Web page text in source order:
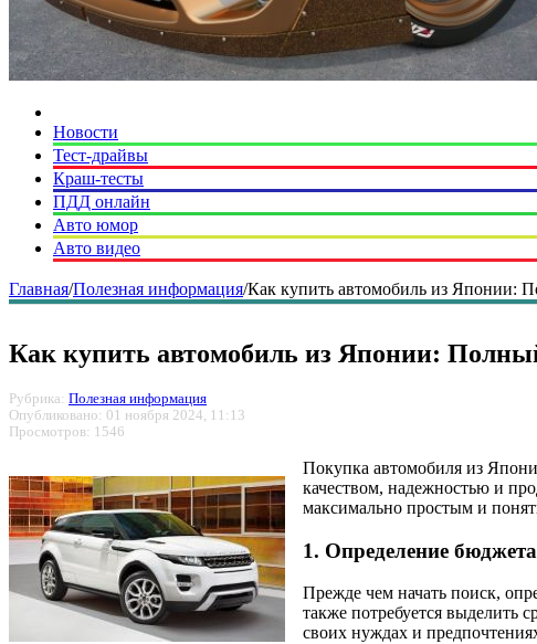
Новости
Тест-драйвы
Краш-тесты
ПДД онлайн
Авто юмор
Авто видео
Главная/Полезная информация/Как купить автомобиль из Японии:
Как купить автомобиль из Японии:
Рубрика: Полезная информация
Опубликовано: 01 ноября 2024, 11:13
Просмотров: 1546
Покупка автомобиля из
качеством, надежностью и
максимально простым и
1. Определение
Прежде чем начать поиск,
также потребуется выделить
своих нуждах и